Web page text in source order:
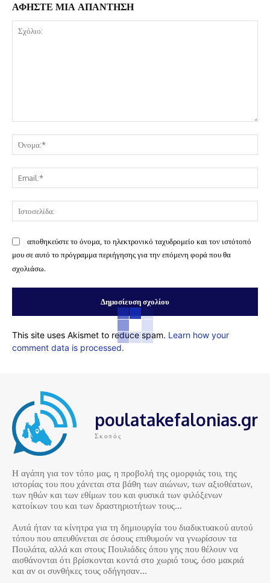
ΑΦΗΣΤΕ ΜΙΑ ΑΠΑΝΤΗΣΗ
αποθηκεύστε το όνομα, το ηλεκτρονικό ταχυδρομείο και τον ιστότοπό
μου σε αυτό το πρόγραμμα περιήγησης για την επόμενη φορά που θα
σχολιάσω.
This site uses Akismet to reduce spam. Learn how your
comment data is processed.
poulatakefalonias.gr
Σκοπός
Η αγάπη για τον τόπο μας, η προβολή της ομορφιάς του, της
ιστορίας του που χάνεται στα βάθη των αιώνων, των αξιοθέατων,
των ηθών και των εθίμων του και φυσικά των φιλόξενων
κατοίκων του και των δραστηριοτήτων τους…
Αυτά ήταν τα κίνητρα για τη δημιουργία του διαδικτυακού αυτού
τόπου που απευθύνεται σε όσους επιθυμούν να γνωρίσουν τα
Πουλάτα, αλλά και στους Πουλιάδες όπου γης που θέλουν να
αισθάνονται ότι βρίσκονται κοντά στο χωριό τους, όσο μακριά
και αν οι συνθήκες τους οδήγησαν…